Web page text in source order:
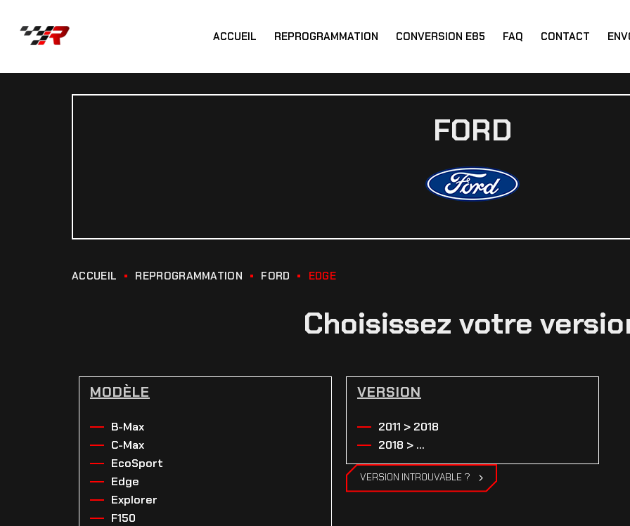
ACCUEIL REPROGRAMMATION CONVERSION E85 FAQ CONTACT
FORD
ACCUEIL REPROGRAMMATION FORD EDGE
Choisissez votre
MODÈLE
B-Max
C-Max
EcoSport
Edge
Explorer
F150
VERSION
2011 > 2018
2018 > ...
VERSION INTROUVABLE ?